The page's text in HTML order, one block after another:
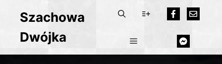
Szachowa
Dwójka